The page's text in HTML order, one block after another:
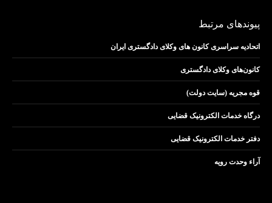
پیوندهای مرتبط
اتحادیه سراسری کانون های وکلای دادگستری ایران
کانون‌های وکلای دادگستری
قوه مجریه (سایت دولت)
درگاه خدمات الکترونیک قضایی
دفتر خدمات الکترونیک قضایی
آراء وحدت رویه